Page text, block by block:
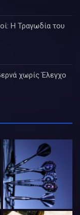
Η Τραγωδία του
χωρίς Έλεγχο